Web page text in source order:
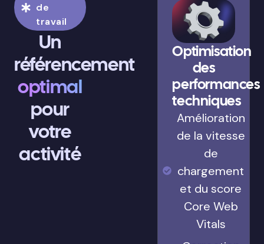
de
travail
Un
référencement
optimal
pour
votre
activité
Optimisation
des
performances
techniques
Amélioration
de la vitesse
de
chargement
et du score
Core Web
Vitals